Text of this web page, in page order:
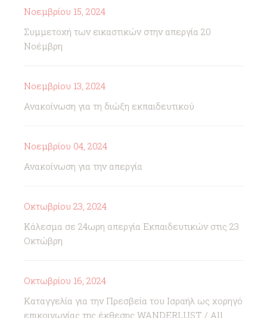
Νοεμβρίου 15, 2024
Συμμετοχή των εικαστικών στην απεργία 20
Νοέμβρη
Νοεμβρίου 13, 2024
Ανακοίνωση για τη διώξη εκπαιδευτικού
Νοεμβρίου 04, 2024
Ανακοίνωση για την απεργία
Οκτωβρίου 23, 2024
Κάλεσμα σε 24ωρη απεργία Εκπαιδευτικών στις 23
Οκτώβρη
Οκτωβρίου 16, 2024
Καταγγελία για την Πρεσβεία του Ισραήλ ως χορηγό
επικοινωνίας της έκθεσης WANDERLUST / All